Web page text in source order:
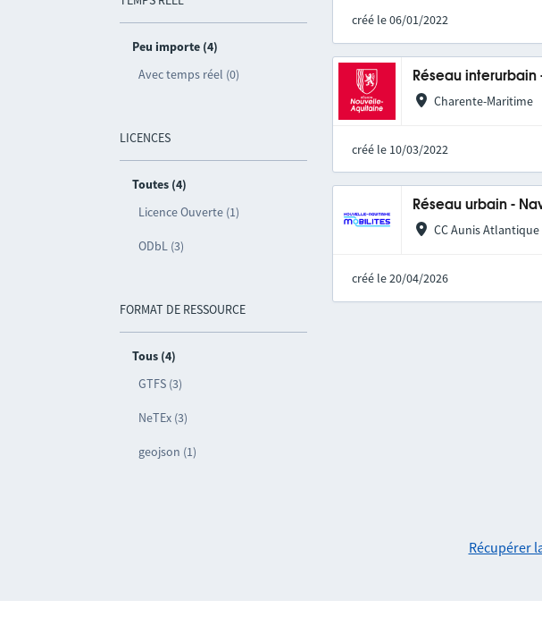
Peu importe (4)
Avec temps réel (0)
LICENCES
Toutes (4)
Licence Ouverte (1)
ODbL (3)
FORMAT DE RESSOURCE
Tous (4)
GTFS (3)
NeTEx (3)
geojson (1)
créé le 06/01/2022
Réseau
Charente-Maritime
créé le 10/03/2022
Réseau urbain -
CC Aunis Atlantique
créé le 20/04/2026
Récupérer